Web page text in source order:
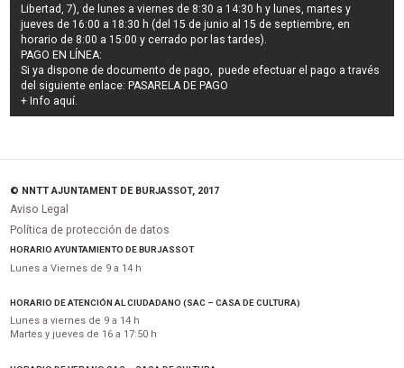
Libertad, 7), de lunes a viernes de 8:30 a 14:30 h y lunes, martes y
jueves de 16:00 a 18:30 h (del 15 de junio al 15 de septiembre, en
horario de 8:00 a 15:00 y cerrado por las tardes).
PAGO EN LÍNEA:
Si ya dispone de documento de pago, puede efectuar el pago a través
del siguiente enlace: PASARELA DE PAGO
+ Info aquí.
© NNTT AJUNTAMENT DE BURJASSOT, 2017
Aviso Legal
Política de protección de datos
HORARIO AYUNTAMIENTO DE BURJASSOT
Lunes a Viernes de 9 a 14 h
HORARIO DE ATENCIÓN AL CIUDADANO (SAC – CASA DE CULTURA)
Lunes a viernes de 9 a 14 h
Martes y jueves de 16 a 17:50 h